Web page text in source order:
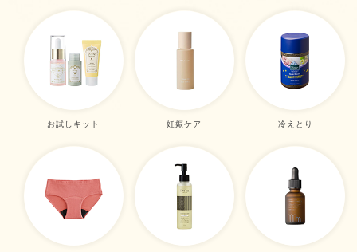
お試しキット 妊娠ケア 冷えとり